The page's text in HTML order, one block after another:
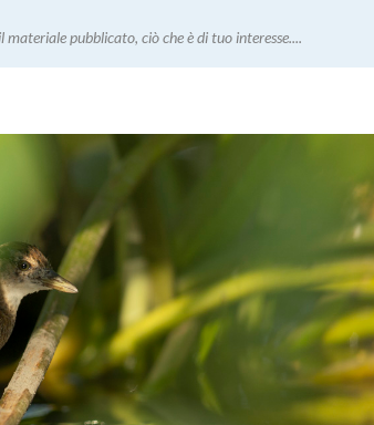
pubblicato, ciò che è di tuo interesse....